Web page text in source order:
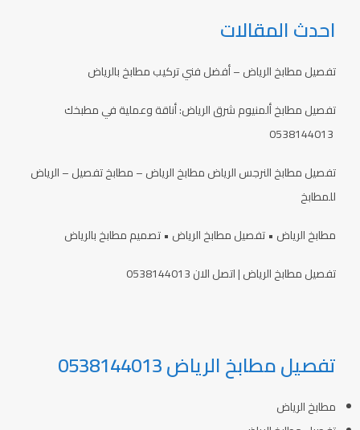
احدث المقالات
تفصيل مطابخ الرياض – أفضل فني تركيب مطابخ بالرياض
تفصيل مطابخ ألمنيوم شرق الرياض: أناقة وعملية في مطبخك
تفصيل مطابخ النرجس الرياض مطابخ الرياض – مطابخ تفصيل – الرياض
للمطابخ
مطابخ الرياض • تفصيل مطابخ الرياض • تصميم مطابخ بالرياض
تفصيل مطابخ الرياض | اتصل الان 0538144013
تفصيل مطابخ الرياض 0538144013
مطابخ الرياض